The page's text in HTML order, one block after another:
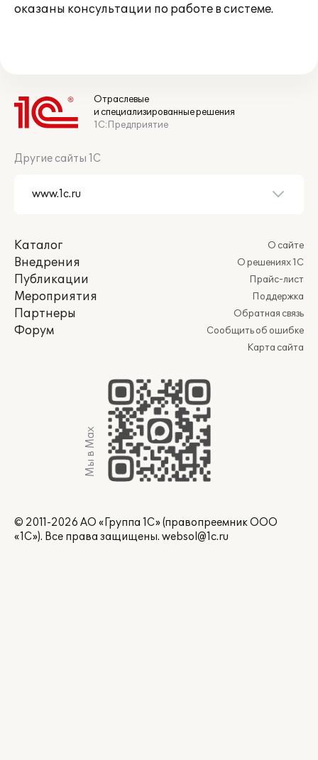
оказаны консультации по работе в системе.
Отраслевые
и специализированные решения
1С:Предприятие
Другие сайты 1С
Каталог
Внедрения
Публикации
Мероприятия
Партнеры
Форум
О сайте
О решениях 1С
Прайс-лист
Поддержка
Обратная связь
Сообщить об ошибке
Карта сайта
Мы в Max
© 2011-2026 АО «Группа 1С» (правопреемник ООО
«1С»). Все права защищены. websol@1c.ru